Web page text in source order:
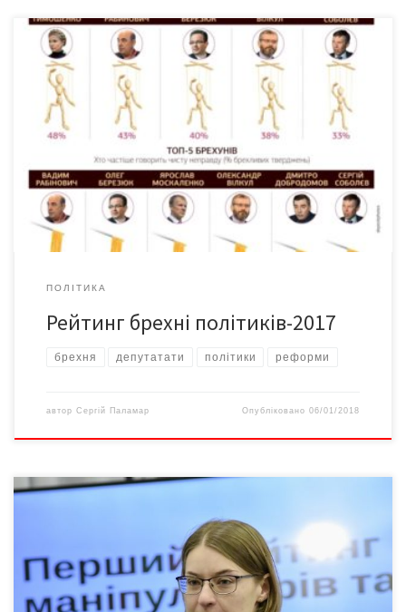
Пенсійна та медична реформи, бюджет та стан економіки —
те, про що політики найбільше говорили 2017-го і чим
маніпулювали, вивчали у VOXUKRAINE. Улітку 2017-го Центр
економічної стратегії досліджував, як українці сприймають
реформи. З’ясувалося, що люди бачать нинішні проблеми у
пенсійній системі чи медицині, але не підтримують їхнього
реформування в […]
ПОЛІТИКА
Рейтинг брехні політиків-2017
брехня депутатати політики реформи
автор Сергій Паламар Опубліковано06/01/2018
VoxCheck презентував перший рейтинг маніпуляторів та
брехунів в українській політиці. Рейтинг сформували за
результатами аналізу 424 висловлювань 20 українських
політиків, озвучених ними протягом вересня-жовтня цього
року. До трійки найбільших «брехунів» увійшли Юлія